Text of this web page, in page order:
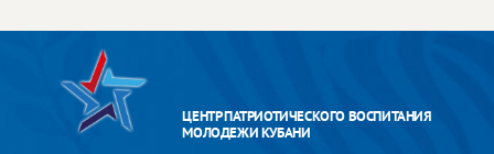
ЦЕНТР ПАТРИОТИЧЕСКОГО ВОСПИТАНИЯ
МОЛОДЕЖИ КУБАНИ